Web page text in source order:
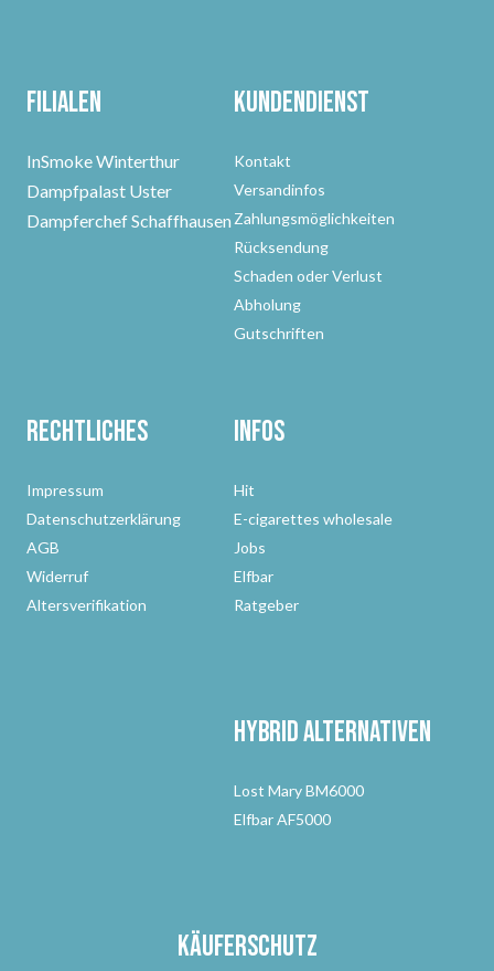
Filialen
InSmoke Winterthur
Dampfpalast Uster
Dampferchef Schaffhausen
Kundendienst
Kontakt
Versandinfos
Zahlungsmöglichkeiten
Rücksendung
Schaden oder Verlust
Abholung
Gutschriften
Rechtliches
Impressum
Datenschutzerklärung
AGB
Widerruf
Altersverifikation
Infos
Hit
E-cigarettes wholesale
Jobs
Elfbar
Ratgeber
Hybrid Alternativen
Lost Mary BM6000
Elfbar AF5000
Käuferschutz